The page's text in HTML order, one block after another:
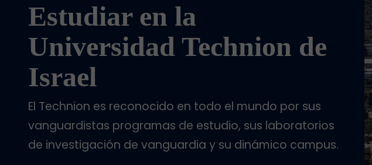
Estudiar en la
Universidad Technion de
Israel
El Technion es reconocido en todo el mundo por sus
vanguardistas programas de estudio, sus laboratorios
de investigación de vanguardia y su dinámico campus.